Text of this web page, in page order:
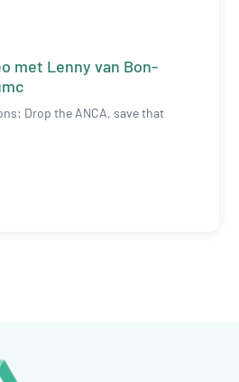
met Lenny van Bon-
Drop the ANCA, save that